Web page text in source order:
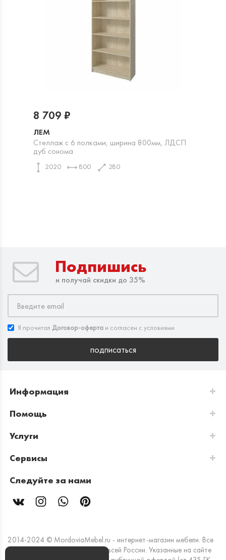
ЛЕМ
Стеллаж с 6 полками, ширина 800мм, ЛДСП
дуб сонома
2020 800 280
8 709 ₽
Подпишись
и получай скидки до 35%
Я прочитал Договор-оферта и согласен с условиями
подписаться
Информация
Помощь
Услуги
Сервисы
Следуйте за нами
2014-2024 © MordoviaMebel.ru - интернет-магазин мебели. Все
права защищены. Доставка по всей России. Указанные на сайте